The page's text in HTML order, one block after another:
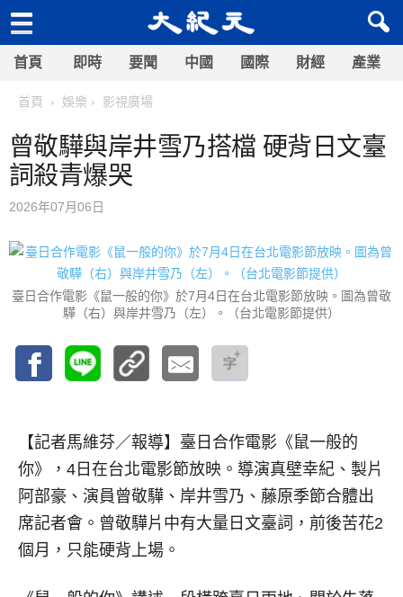
首頁 即時 要聞 中國 國際 財經 產業
首頁 娛樂 影視廣場
曾敬驊與岸井雪乃搭檔 硬背日文臺
詞殺青爆哭
2026年07月06日
臺日合作電影《鼠一般的你》於7月4日在台北電影節放映。圖為曾敬
驊（右）與岸井雪乃（左）。（台北電影節提供）
【記者馬維芬／報導】 臺日合作電影《鼠一般的
你》，4日在台北電影節放映。導演真壁幸紀、製片
阿部豪、演員曾敬驊、岸井雪乃、藤原季節合體出
席記者會。曾敬驊片中有大量日文臺詞，前後苦花2
個月，只能硬背上場。